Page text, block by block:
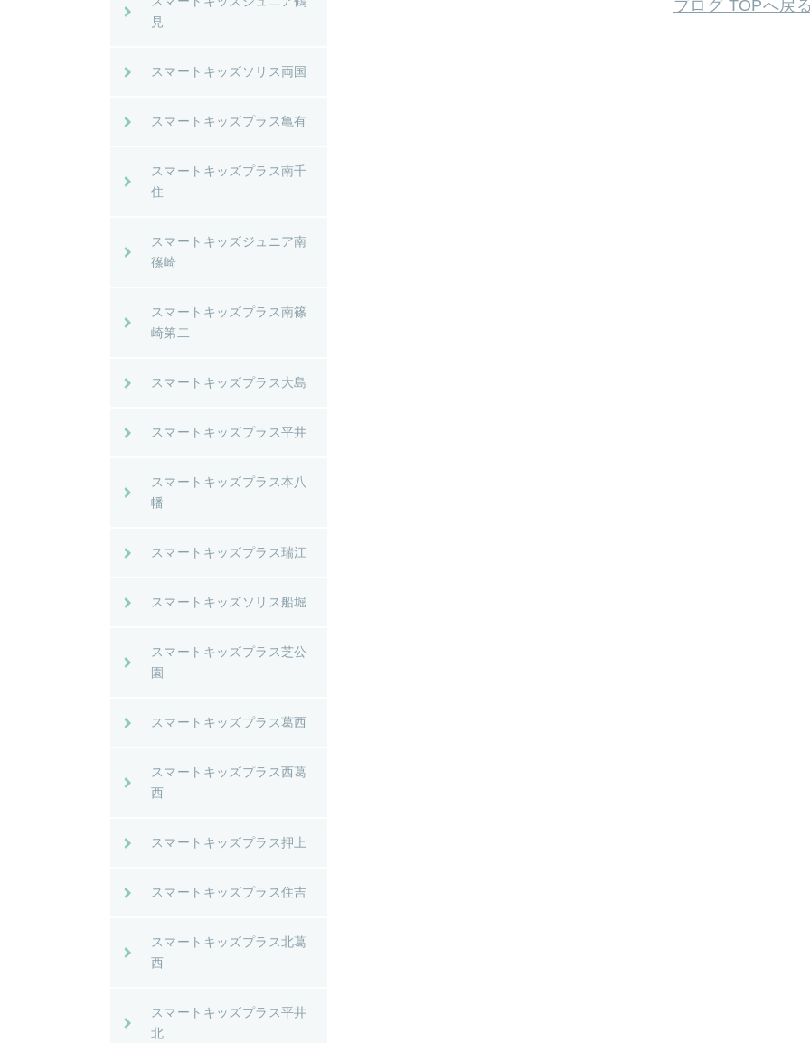
ブログ TOPへ戻る
見
スマートキッズソリス両国
スマートキッズプラス亀有
スマートキッズプラス南千
住
スマートキッズジュニア南
篠崎
スマートキッズプラス南篠
崎第二
スマートキッズプラス大島
スマートキッズプラス平井
スマートキッズプラス本八
幡
スマートキッズプラス瑞江
スマートキッズソリス船堀
スマートキッズプラス芝公
園
スマートキッズプラス葛西
スマートキッズプラス西葛
西
スマートキッズプラス押上
スマートキッズプラス住吉
スマートキッズプラス北葛
西
スマートキッズプラス平井
北